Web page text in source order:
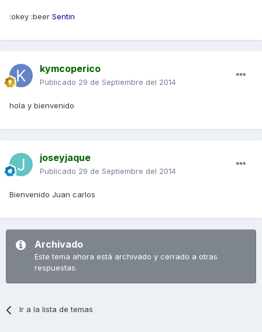
:okey :beer Sentin
kymcoperico
Publicado 29 de Septiembre del 2014
hola y bienvenido
joseyjaque
Publicado 29 de Septiembre del 2014
Bienvenido Juan carlos
Archivado
Este tema ahora está archivado y cerrado a otras
respuestas.
Ir a la lista de temas